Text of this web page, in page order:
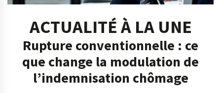
ACTUALITÉ À LA UNE
Rupture conventionnelle : ce
que change la modulation de
l’indemnisation chômage